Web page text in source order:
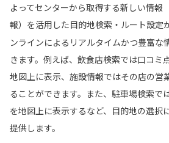
よってセンターから取得する新しい情報
報）を活用した目的地検索・ルート設定
ンラインによるリアルタイムかつ豊富な
きます。例えば、飲食店検索では口コミ
地図上に表示、施設情報ではその店の営
ることができます。また、駐車場検索で
を地図上に表示するなど、目的地の選択
提供します。